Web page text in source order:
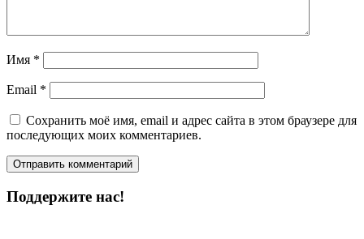
Имя *
Email *
Сохранить моё имя, email и адрес сайта в этом браузере для
последующих моих комментариев.
Поддержите нас!